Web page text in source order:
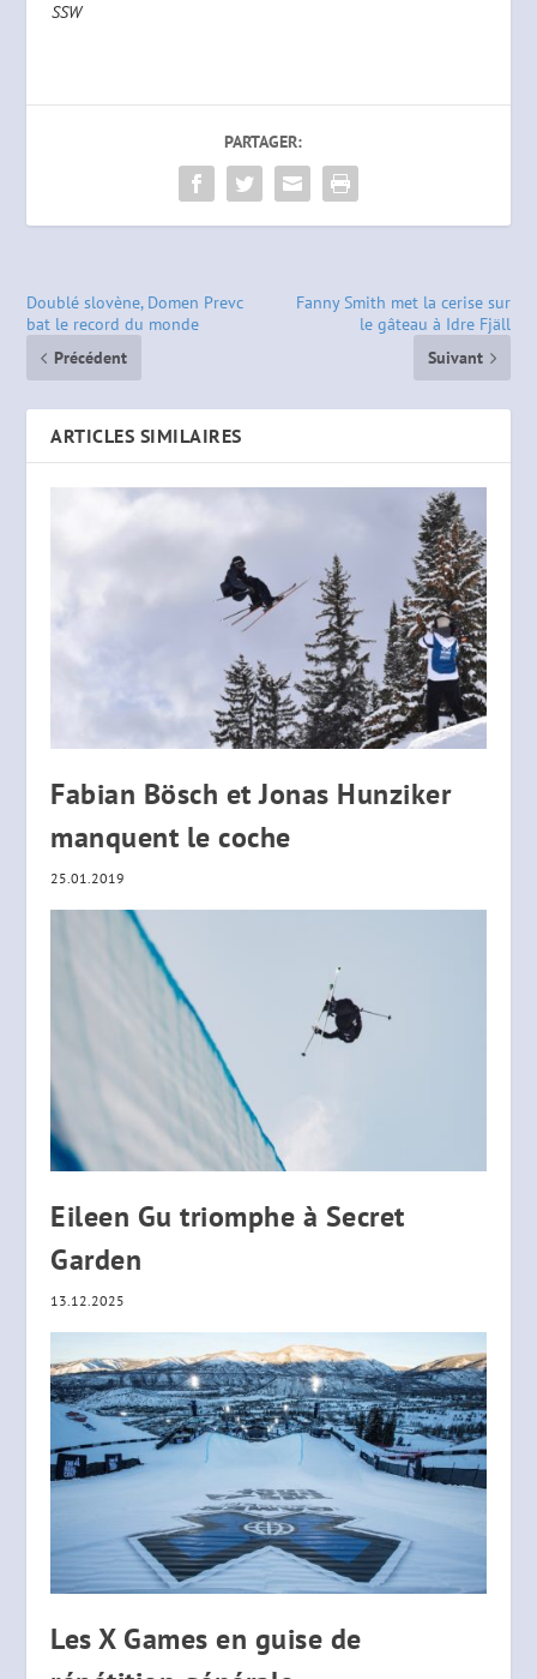
SSW
PARTAGER:
Doublé slovène, Domen Prevc
bat le record du monde
Précédent
Fanny Smith met la cerise sur
le gâteau à Idre Fjäll
Suivant
ARTICLES SIMILAIRES
Fabian Bösch et Jonas Hunziker
manquent le coche
25.01.2019
Eileen Gu triomphe à Secret
Garden
13.12.2025
Les X Games en guise de